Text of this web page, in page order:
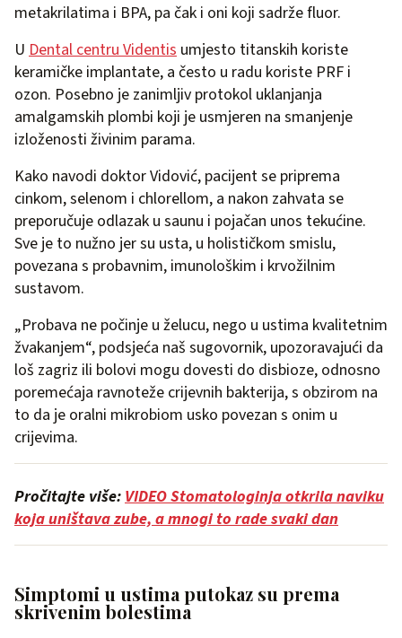
metakrilatima i BPA, pa čak i oni koji sadrže fluor.
U Dental centru Videntis umjesto titanskih koriste
keramičke implantate, a često u radu koriste PRF i
ozon. Posebno je zanimljiv protokol uklanjanja
amalgamskih plombi koji je usmjeren na smanjenje
izloženosti živinim parama.
Kako navodi doktor Vidović, pacijent se priprema
cinkom, selenom i chlorellom, a nakon zahvata se
preporučuje odlazak u saunu i pojačan unos tekućine.
Sve je to nužno jer su usta, u holističkom smislu,
povezana s probavnim, imunološkim i krvožilnim
sustavom.
„Probava ne počinje u želucu, nego u ustima kvalitetnim
žvakanjem“, podsjeća naš sugovornik, upozoravajući da
loš zagriz ili bolovi mogu dovesti do disbioze, odnosno
poremećaja ravnoteže crijevnih bakterija, s obzirom na
to da je oralni mikrobiom usko povezan s onim u
crijevima.
Pročitajte više:VIDEO Stomatologinja otkrila naviku
koja uništava zube, a mnogi to rade svaki dan
Simptomi u ustima putokaz su prema
skrivenim bolestima